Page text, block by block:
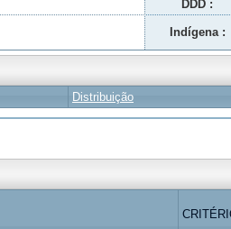
DDD :
Indígena :
Distribuição